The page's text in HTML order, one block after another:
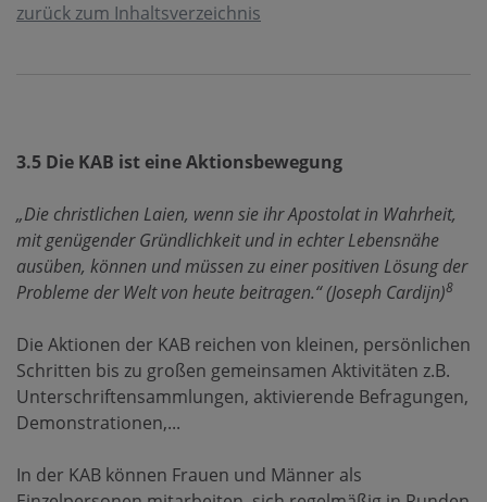
zurück zum Inhaltsverzeichnis
3.5 Die KAB ist eine Aktionsbewegung
„Die christlichen Laien, wenn sie ihr Apostolat in Wahrheit,
mit genügender Gründlichkeit und in echter Lebensnähe
ausüben, können und müssen zu einer positiven Lösung der
Probleme der Welt von heute beitragen.“ (Joseph Cardijn)8
Die Aktionen der KAB reichen von kleinen, persönlichen
Schritten bis zu großen gemeinsamen Aktivitäten z.B.
Unterschriftensammlungen, aktivierende Befragungen,
Demonstrationen,...
In der KAB können Frauen und Männer als